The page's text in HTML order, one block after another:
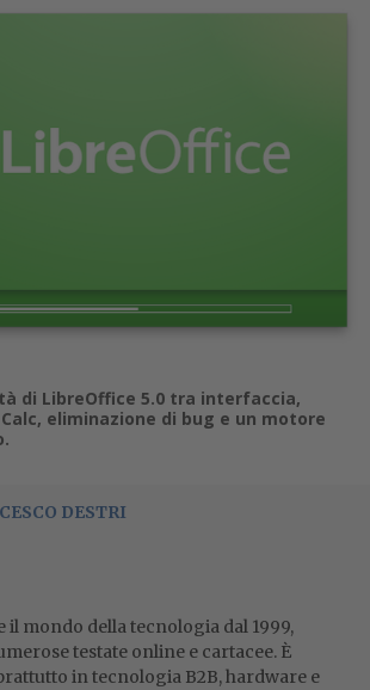
di LibreOffice 5.0 tra interfaccia,
eliminazione di bug e un motore
DESTRI
il mondo della tecnologia dal 1999,
testate online e cartacee. È
in tecnologia B2B, hardware e